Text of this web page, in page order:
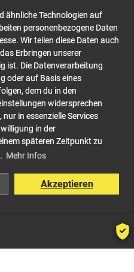
ähnliche Technologien auf
personenbezogene Daten
Wir teilen diese Daten auch
Erbringen unserer
ist. Die Datenverarbeitung
oder auf Basis eines
dem du in den
widersprechen
in essenzielle Services
in der
späteren Zeitpunkt zu
Mehr Infos
Akzeptieren
entdeckt und gesichert.
im Spital von Manacor